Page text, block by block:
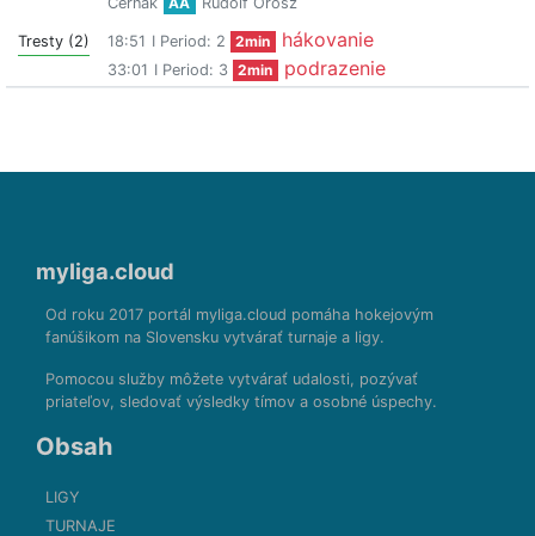
Tresty (2) 18:51 I Period: 2 2min hákovanie
33:01 I Period: 3 2min podrazenie
myliga.cloud
Od roku 2017 portál myliga.cloud pomáha hokejovým
fanúšikom na Slovensku vytvárať turnaje a ligy.
Pomocou služby môžete vytvárať udalosti, pozývať
priateľov, sledovať výsledky tímov a osobné úspechy.
Obsah
LIGY
TURNAJE